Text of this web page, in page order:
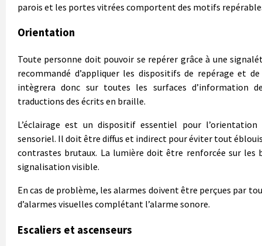
parois et les portes vitrées comportent des motifs
Orientation
Toute personne doit pouvoir se repérer grâce à une
recommandé d’appliquer les dispositifs de repérage et
intègrera donc sur toutes les surfaces d’information
traductions des écrits en braille.
L’éclairage est un dispositif essentiel pour l’orientation
sensoriel. Il doit être diffus et indirect pour éviter tout
contrastes brutaux. La lumière doit être renforcée sur les
signalisation visible.
En cas de problème, les alarmes doivent être perçues par
d’alarmes visuelles complétant l’alarme sonore.
Escaliers et ascenseurs